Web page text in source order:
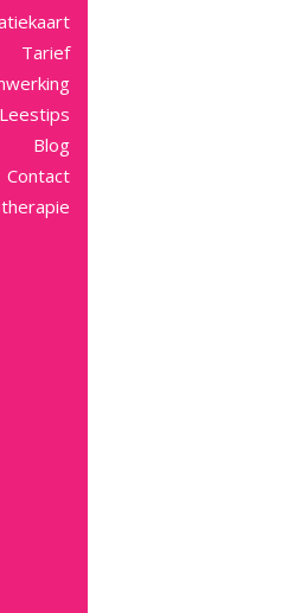
Tarief
Leestips
Blog
Contact